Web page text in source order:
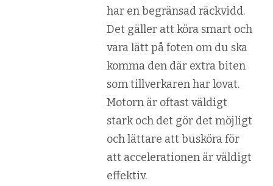
har en begränsad räckvidd.
Det gäller att köra smart och
vara lätt på foten om du ska
komma den där extra biten
som tillverkaren har lovat.
Motorn är oftast väldigt
stark och det gör det möjligt
och lättare att busköra för
att accelerationen är väldigt
effektiv.